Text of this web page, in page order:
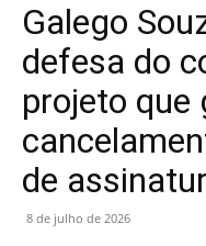
Galego
defesa do
projeto que
de
8 de julho de 2026